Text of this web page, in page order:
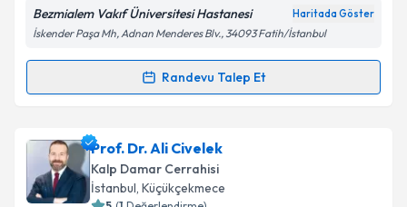
Kişisel verilerimin işlenmesine ilişkin
Takvim Talebini Gönder
Bezmialem Vakıf Üniversitesi Hastanesi
İskender Paşa Mh, Adnan Menderes Blv., 34093 Fatih/İstanbul
Randevu Talep Et
Randevu Takvimi Talebi
Op. Dr. Mehmet Şengöriçin randevu takvimi talebi
oluşturun. Size bu uzmandan randevu almanız için bir
takvim hazırlandığında e-posta ile bilgilendireceğiz.
Prof. Dr. Ali Civelek
Kalp Damar Cerrahisi
İstanbul, Küçükçekmece